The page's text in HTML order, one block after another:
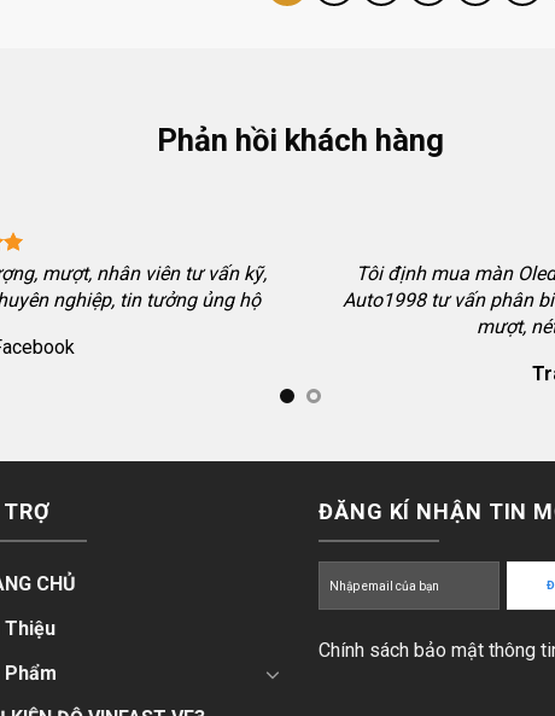
Phản hồi khách hàng
mượt, nhân viên tư vấn kỹ,
nghiệp, tin tưởng ủng hộ
Tôi định mua màn
Auto1998 tư vấn phân
mượt,
TRỢ
CHỦ
Thiệu
Phẩm
ĐĂNG KÍ NHẬN TIN
Chính sách bảo mật thông